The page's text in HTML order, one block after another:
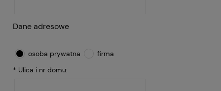
Dane adresowe
osoba prywatna
firma
* Ulica i nr domu: